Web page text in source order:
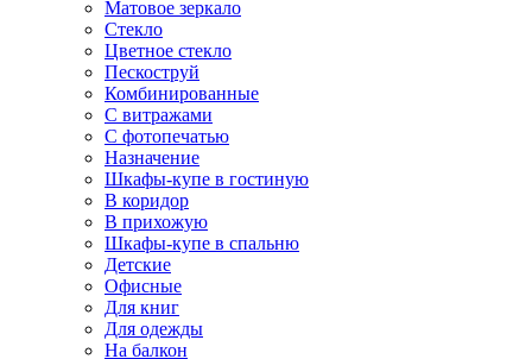
Матовое зеркало
Стекло
Цветное стекло
Пескоструй
Комбинированные
С витражами
С фотопечатью
Назначение
Шкафы-купе в гостиную
В коридор
В прихожую
Шкафы-купе в спальню
Детские
Офисные
Для книг
Для одежды
На балкон